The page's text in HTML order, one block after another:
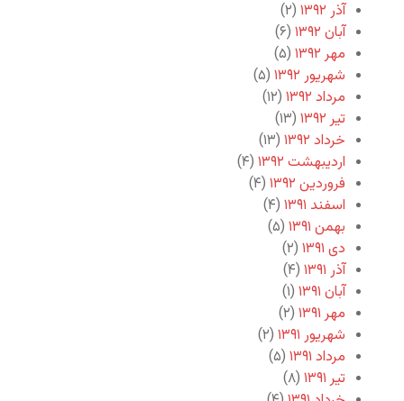
آذر ۱۳۹۲
(۲)
آبان ۱۳۹۲
(۶)
مهر ۱۳۹۲
(۵)
شهریور ۱۳۹۲
(۵)
مرداد ۱۳۹۲
(۱۲)
تیر ۱۳۹۲
(۱۳)
خرداد ۱۳۹۲
(۱۳)
اردیبهشت ۱۳۹۲
(۴)
فروردین ۱۳۹۲
(۴)
اسفند ۱۳۹۱
(۴)
بهمن ۱۳۹۱
(۵)
دی ۱۳۹۱
(۲)
آذر ۱۳۹۱
(۴)
آبان ۱۳۹۱
(۱)
مهر ۱۳۹۱
(۲)
شهریور ۱۳۹۱
(۲)
مرداد ۱۳۹۱
(۵)
تیر ۱۳۹۱
(۸)